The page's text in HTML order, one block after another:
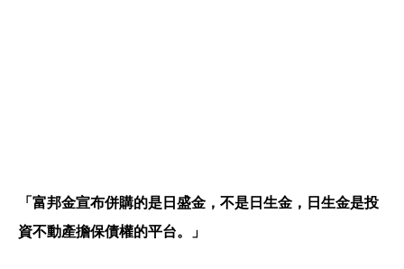
「富邦金宣布併購的是日盛金，不是日生金，日生金是投
資不動產擔保債權的平台。」